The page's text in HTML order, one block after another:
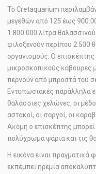
Το Cretaquarium
μεγεθών από 125 έως
1.800.000 λίτρα
φιλοξενούν περίπου 2.500
οργανισμούς. Ο
μικροσκοπικούς κάβουρες
περνούν από μπροστά του
Εντυπωσιακές παράλληλα
θαλάσσιες χελώνες, οι
αστακοί, οι σαργοί, οι
Ακόμη ο επισκέπτης μπορεί
πολύχρωμα ψάρια και τις
Η εικόνα είναι
εκπέμπει ηρεμία